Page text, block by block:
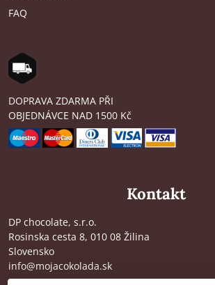
FAQ
DOPRAVA ZDARMA PŘI
OBJEDNÁVCE NAD 1500 Kč
Kontakt
DP chocolate, s.r.o.
Rosinska cesta 8, 010 08 Žilina
Slovensko
info@mojacokolada.sk